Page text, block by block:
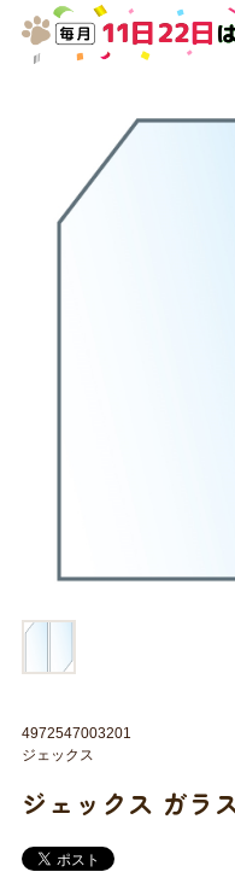
美容・ケア用品
日用品（デイリー）
トリマーグッズ
商品リクエスト
お問い合わせ
ジェックス ガラ
4972547003201
ジェックス